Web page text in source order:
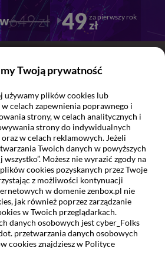
Twoją prywatność
używamy plików cookies lub
celach zapewnienia poprawnego i
strony, w celach analitycznych i
strony do indywidualnych
w celach reklamowych. Jeżeli
Twoich danych w powyższych
Możesz nie wyrazić zgody na
cookies pozyskanych przez Twoje
z możliwości kontynuacji
w domenie zenbox.pl nie
jak również poprzez zarządzanie
w Twoich przeglądarkach.
danych osobowych jest cyber_Folks
przetwarzania danych osobowych
cookies znajdziesz w Polityce
649 zł 49zł
za pierwszy rok
4 stron WWW i 10 skrzynek
i zyskaj
obsługa klienta w Zenbox